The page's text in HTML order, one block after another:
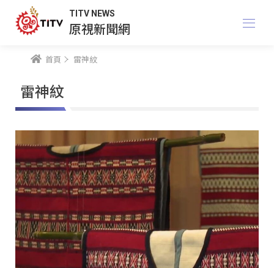
TITV NEWS
原視新聞網
首頁 雷神紋
雷神紋